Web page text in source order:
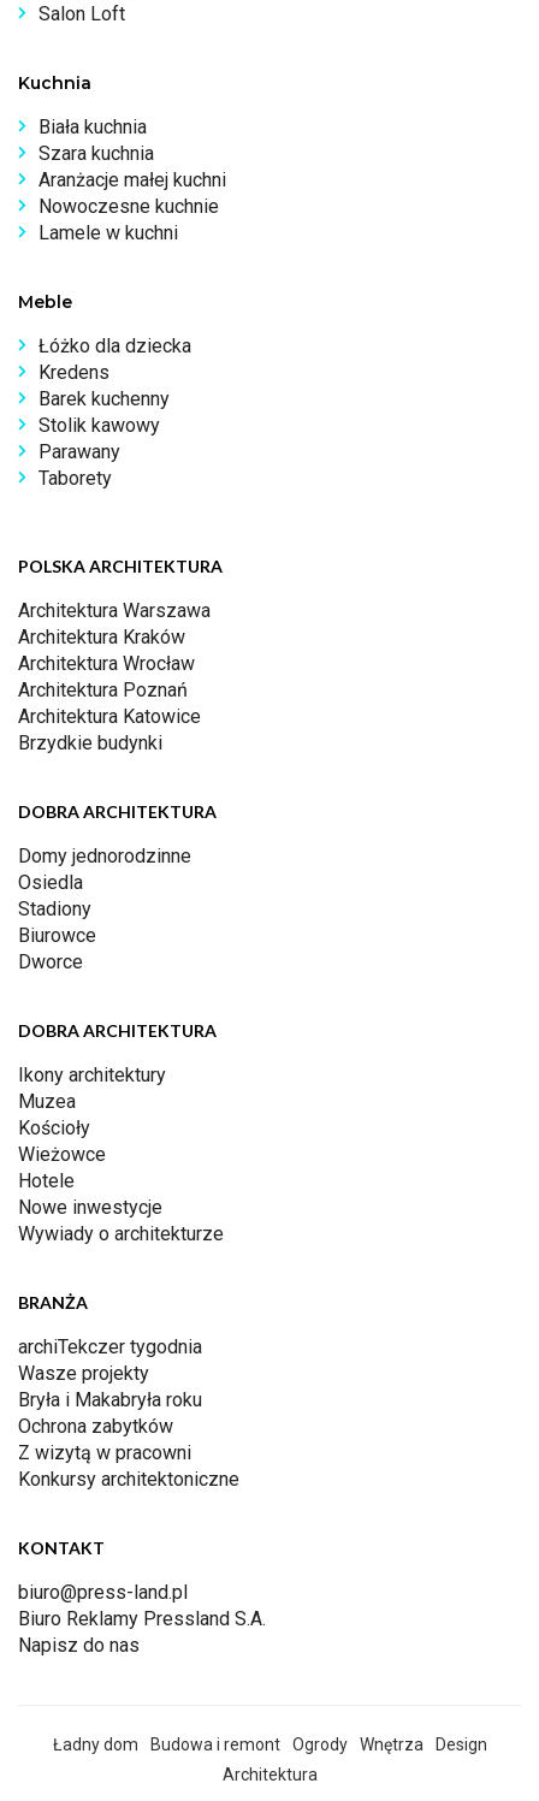
Salon Loft
Kuchnia
Biała kuchnia
Szara kuchnia
Aranżacje małej kuchni
Nowoczesne kuchnie
Lamele w kuchni
Meble
Łóżko dla dziecka
Kredens
Barek kuchenny
Stolik kawowy
Parawany
Taborety
POLSKA ARCHITEKTURA
Architektura Warszawa
Architektura Kraków
Architektura Wrocław
Architektura Poznań
Architektura Katowice
Brzydkie budynki
DOBRA ARCHITEKTURA
Domy jednorodzinne
Osiedla
Stadiony
Biurowce
Dworce
DOBRA ARCHITEKTURA
Ikony architektury
Muzea
Kościoły
Wieżowce
Hotele
Nowe inwestycje
Wywiady o architekturze
BRANŻA
archiTekczer tygodnia
Wasze projekty
Bryła i Makabryła roku
Ochrona zabytków
Z wizytą w pracowni
Konkursy architektoniczne
KONTAKT
biuro@press-land.pl
Biuro Reklamy Pressland S.A.
Napisz do nas
Ładny dom Budowa i remont Ogrody Wnętrza
Design
Architektura